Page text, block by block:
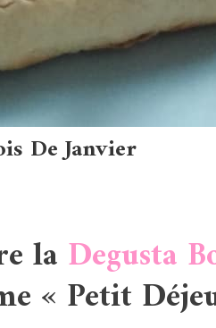
De Janvier
la Degusta
« Petit